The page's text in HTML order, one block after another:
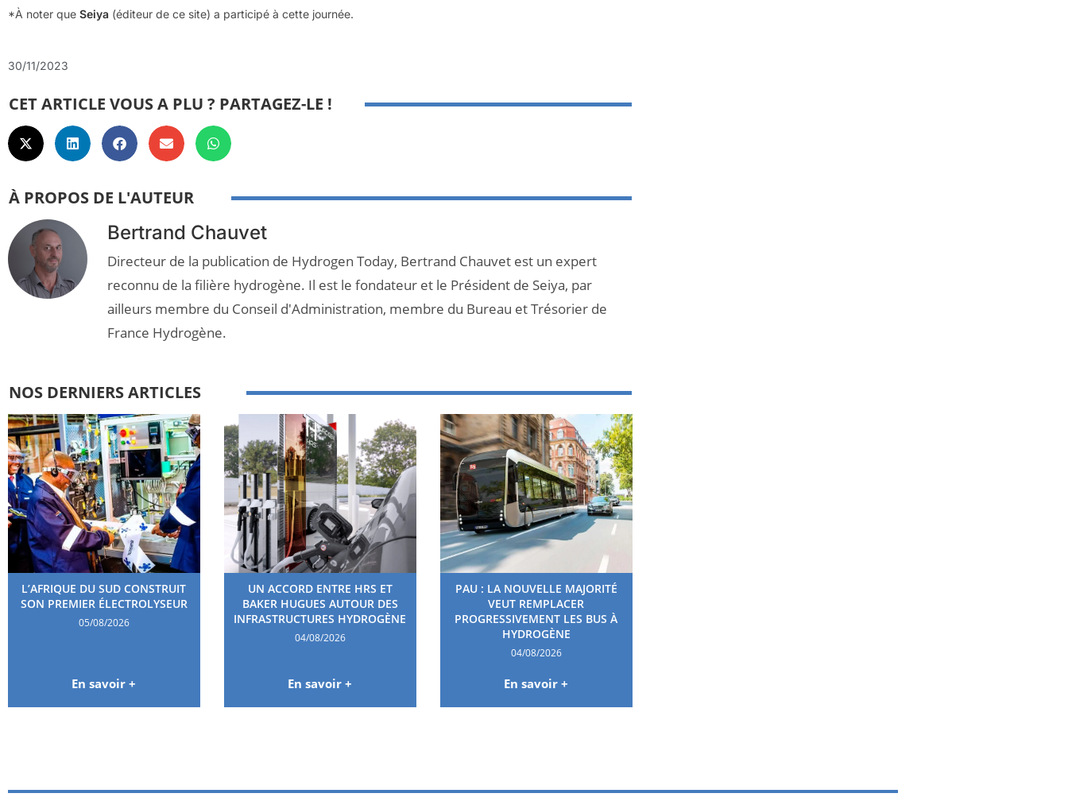
*À noter que Seiya (éditeur de ce site) a participé à cette journée.
30/11/2023
CET ARTICLE VOUS A PLU ? PARTAGEZ-LE !
À PROPOS DE L'AUTEUR
Bertrand Chauvet
Directeur de la publication de Hydrogen Today, Bertrand Chauvet est un expert
reconnu de la filière hydrogène. Il est le fondateur et le Président de Seiya, par
ailleurs membre du Conseil d'Administration, membre du Bureau et Trésorier de
France Hydrogène.
NOS DERNIERS ARTICLES
L’AFRIQUE DU SUD CONSTRUIT
SON PREMIER ÉLECTROLYSEUR
05/08/2026
En savoir +
UN ACCORD ENTRE HRS ET
BAKER HUGUES AUTOUR DES
INFRASTRUCTURES HYDROGÈNE
04/08/2026
En savoir +
PAU : LA NOUVELLE MAJORITÉ
VEUT REMPLACER
PROGRESSIVEMENT LES BUS À
HYDROGÈNE
04/08/2026
En savoir +